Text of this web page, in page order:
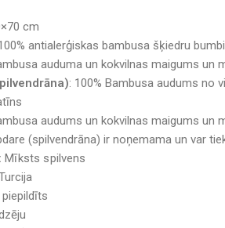
cm
antialerģiskas bambusa šķiedru
auduma un kokvilnas maigums un
: 100% Bambusa audums no
audums un kokvilnas maigums un
(spilvendrāna) ir noņemama un var
Mīksts spilvens